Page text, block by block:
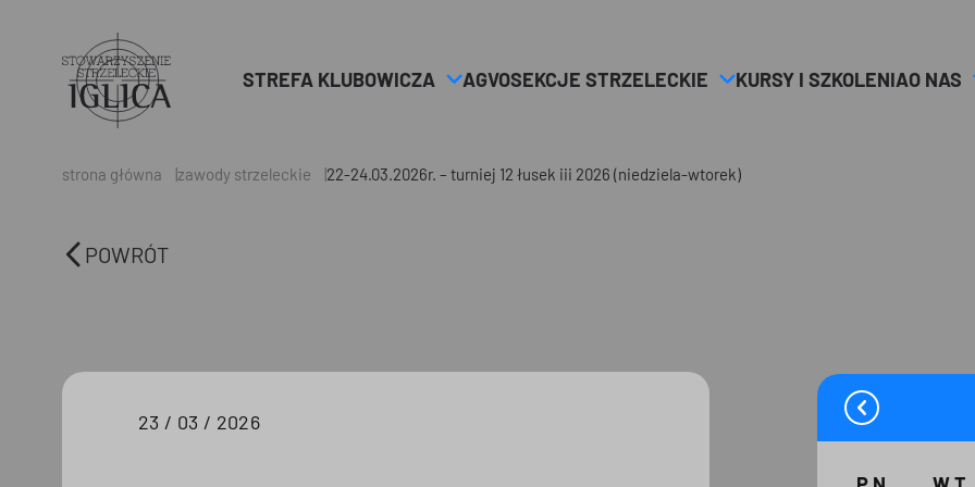
Header
Logo
STREFA KLUBOWICZA AGVOSEKCJE STRZELECKIE KURSY I SZKOLENIAO NAS
strona główna zawody strzeleckie 22-24.03.2026r. – turniej 12 łusek iii 2026 (niedziela-wtorek)
POWRÓT
23 / 03 / 2026